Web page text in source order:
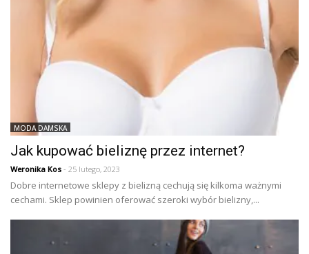
MODA DAMSKA
Jak kupować bieliznę przez internet?
Weronika Kos - 25 lutego, 2023
Dobre internetowe sklepy z bielizną cechują się kilkoma ważnymi
cechami. Sklep powinien oferować szeroki wybór bielizny,...